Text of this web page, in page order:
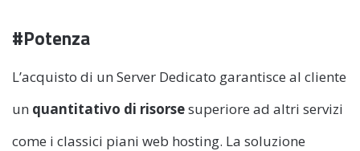
#Potenza
L’acquisto di un Server Dedicato garantisce al cliente
un quantitativo di risorsesuperiore ad altri servizi
come i classici piani web hosting. La soluzione